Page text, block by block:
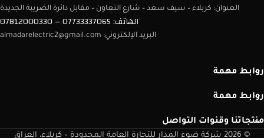
العنوان: كربلاء – سيف سعد – شارع التعاون – مقابل دائرة الضريبة الجديدة
الهاتف: 07733337065 – 07812000330
البريد الإلكتروني: almadarelectric2@gmail.com
روابط مهمة
روابط مهمة
منتجاتنا وقنوات التواصل
© 2026 شركة ضوء المدار للتجارة العامة المحدودة – كربلاء، العراق